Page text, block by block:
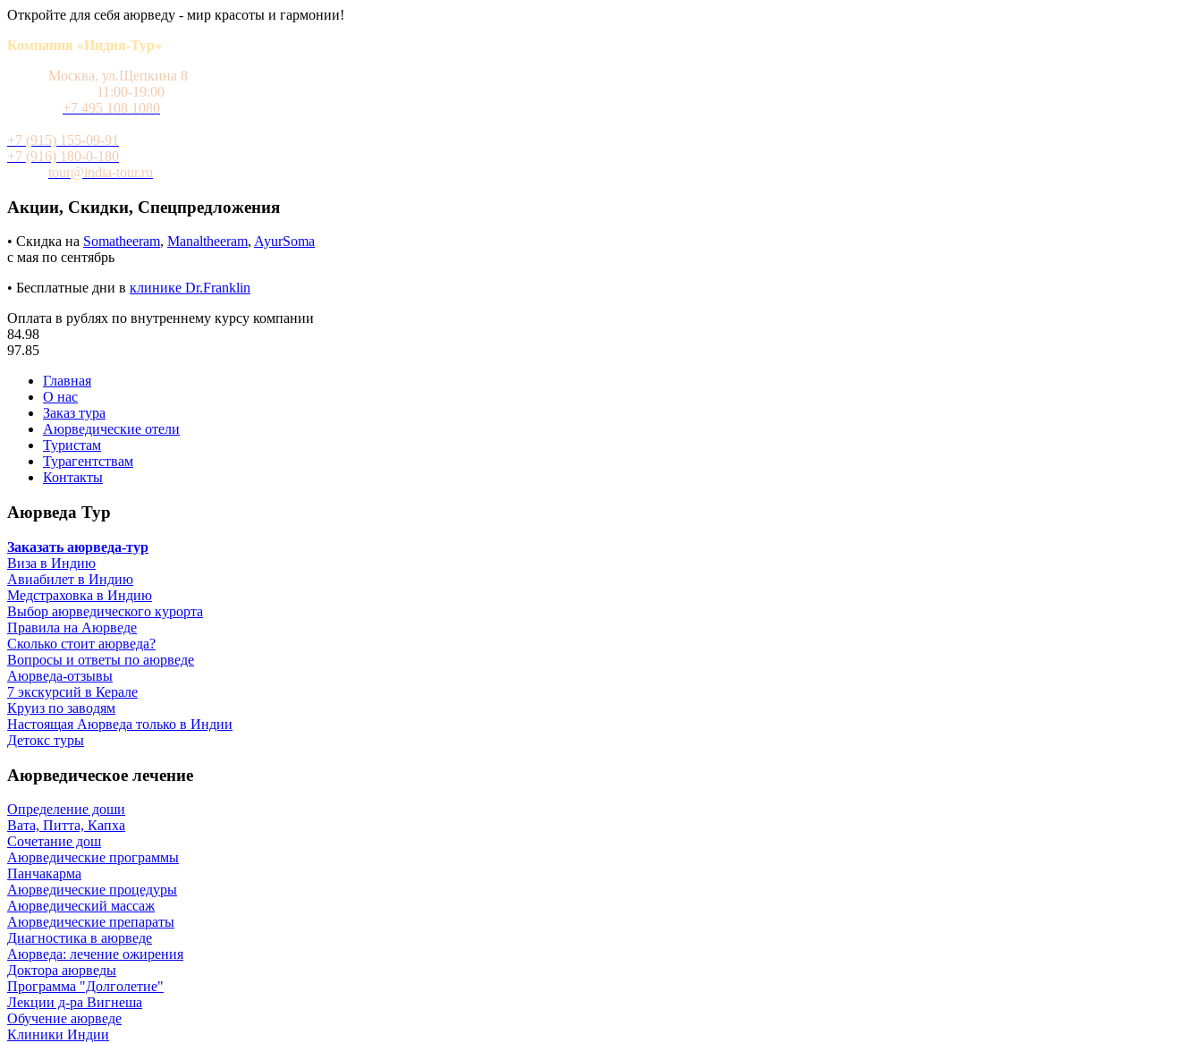
Откройте для себя аюрведу - мир красоты и гармонии!
Компания «Индия-Тур»
Москва, ул.Щепкина 8
11:00-19:00
+7 495 108 1080
+7 (915) 155-09-91
+7 (916) 180-0-180
tour@india-tour.ru
Акции, Скидки, Спецпредложения
• Скидка на Somatheeram, Manaltheeram, AyurSoma
с мая по сентябрь
• Бесплатные дни в клинике Dr.Franklin
Оплата в рублях по внутреннему курсу компании
84.98
97.85
Главная
О нас
Заказ тура
Аюрведические отели
Туристам
Турагентствам
Контакты
Аюрведа Тур
Заказать аюрведа-тур
Виза в Индию
Авиабилет в Индию
Медстраховка в Индию
Выбор аюрведического курорта
Правила на Аюрведе
Сколько стоит аюрведа?
Вопросы и ответы по аюрведе
Аюрведа-отзывы
7 экскурсий в Керале
Круиз по заводям
Настоящая Аюрведа только в Индии
Детокс туры
Аюрведическое лечение
Определение доши
Вата, Питта, Капха
Сочетание дош
Аюрведические программы
Панчакарма
Аюрведические процедуры
Аюрведический массаж
Аюрведические препараты
Диагностика в аюрведе
Аюрведа: лечение ожирения
Доктора аюрведы
Программа "Долголетие"
Лекции д-ра Вигнеша
Обучение аюрведе
Клиники Индии